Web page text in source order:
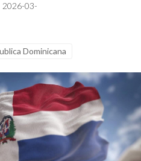
2026-03-
Dominicana